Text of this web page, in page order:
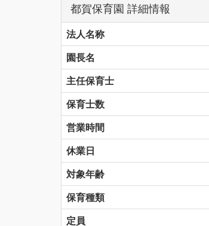
都賀保育園 詳細情報
法人名称
園長名
主任保育士
保育士数
営業時間
休業日
対象年齢
保育種類
定員